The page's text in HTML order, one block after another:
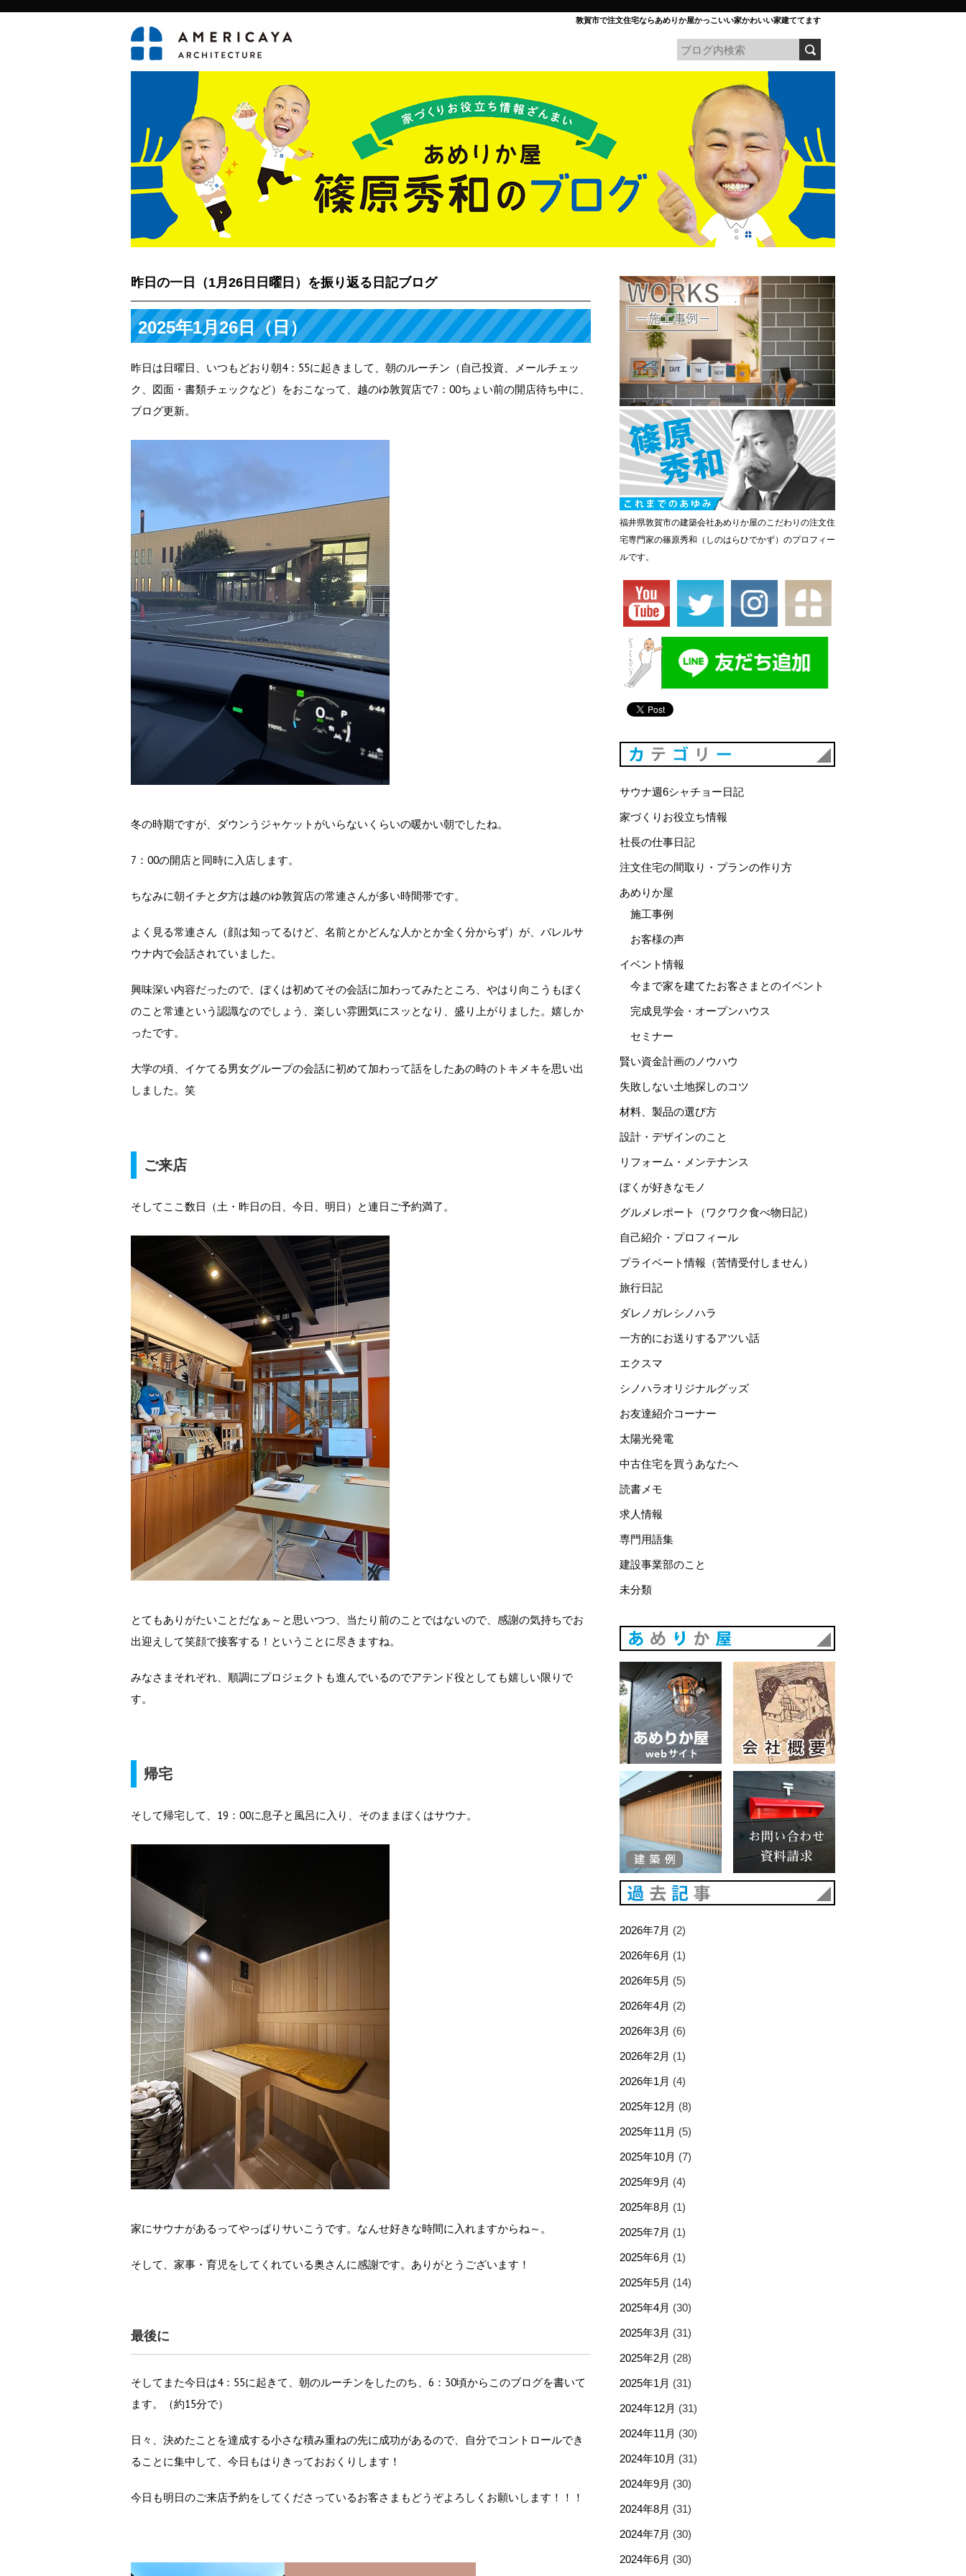
敦賀市で注文住宅ならあめりか屋かっこいい家かわいい家建ててます
昨日の一日（1月26日日曜日）を振り返る日記ブログ
2025年1月26日（日）
昨日は日曜日、いつもどおり朝4：55に起きまして、朝のルーチン（自己投資、メールチェッ
ク、図面・書類チェックなど）をおこなって、越のゆ敦賀店で7：00ちょい前の開店待ち中に、
ブログ更新。
冬の時期ですが、ダウンうジャケットがいらないくらいの暖かい朝でしたね。
7：00の開店と同時に入店します。
ちなみに朝イチと夕方は越のゆ敦賀店の常連さんが多い時間帯です。
よく見る常連さん（顔は知ってるけど、名前とかどんな人かとか全く分からず）が、バレルサ
ウナ内で会話されていました。
興味深い内容だったので、ぼくは初めてその会話に加わってみたところ、やはり向こうもぼく
のこと常連という認識なのでしょう、楽しい雰囲気にスッとなり、盛り上がりました。嬉しか
ったです。
大学の頃、イケてる男女グループの会話に初めて加わって話をしたあの時のトキメキを思い出
しました。笑
ご来店
そしてここ数日（土・昨日の日、今日、明日）と連日ご予約満了。
とてもありがたいことだなぁ～と思いつつ、当たり前のことではないので、感謝の気持ちでお
出迎えして笑顔で接客する！ということに尽きますね。
みなさまそれぞれ、順調にプロジェクトも進んでいるのでアテンド役としても嬉しい限りで
す。
帰宅
そして帰宅して、19：00に息子と風呂に入り、そのままぼくはサウナ。
家にサウナがあるってやっぱりサいこうです。なんせ好きな時間に入れますからね～。
そして、家事・育児をしてくれている奥さんに感謝です。ありがとうございます！
最後に
そしてまた今日は4：55に起きて、朝のルーチンをしたのち、6：30頃からこのブログを書いて
ます。（約15分で）
日々、決めたことを達成する小さな積み重ねの先に成功があるので、自分でコントロールでき
ることに集中して、今日もはりきっておおくりします！
今日も明日のご来店予約をしてくださっているお客さまもどうぞよろしくお願いします！！！
福井県敦賀市の建築会社あめりか屋のこだわりの注文住
宅専門家の篠原秀和（しのはらひでかず）のプロフィー
ルです。
サウナ週6シャチョー日記
家づくりお役立ち情報
社長の仕事日記
注文住宅の間取り・プランの作り方
あめりか屋
施工事例
お客様の声
イベント情報
今まで家を建てたお客さまとのイベント
完成見学会・オープンハウス
セミナー
賢い資金計画のノウハウ
失敗しない土地探しのコツ
材料、製品の選び方
設計・デザインのこと
リフォーム・メンテナンス
ぼくが好きなモノ
グルメレポート（ワクワク食べ物日記）
自己紹介・プロフィール
プライベート情報（苦情受付しません）
旅行日記
ダレノガレシノハラ
一方的にお送りするアツい話
エクスマ
シノハラオリジナルグッズ
お友達紹介コーナー
太陽光発電
中古住宅を買うあなたへ
読書メモ
求人情報
専門用語集
建設事業部のこと
未分類
あめりか屋WEBサイト
2026年7月 (2)
2026年6月 (1)
2026年5月 (5)
2026年4月 (2)
2026年3月 (6)
2026年2月 (1)
2026年1月 (4)
2025年12月 (8)
2025年11月 (5)
2025年10月 (7)
2025年9月 (4)
2025年8月 (1)
2025年7月 (1)
2025年6月 (1)
2025年5月 (14)
2025年4月 (30)
2025年3月 (31)
2025年2月 (28)
2025年1月 (31)
2024年12月 (31)
2024年11月 (30)
2024年10月 (31)
2024年9月 (30)
2024年8月 (31)
2024年7月 (30)
2024年6月 (30)